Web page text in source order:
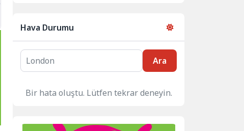
Hava Durumu
Ara
Bir hata oluştu. Lütfen tekrar deneyin.